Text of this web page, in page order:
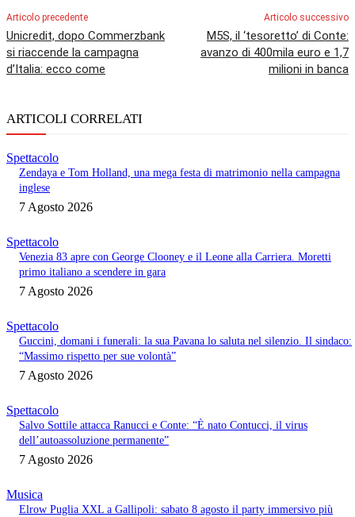
Articolo precedente
Unicredit, dopo Commerzbank
si riaccende la campagna
d’Italia: ecco come
Articolo successivo
M5S, il ‘tesoretto’ di Conte:
avanzo di 400mila euro e 1,7
milioni in banca
ARTICOLI CORRELATI
Spettacolo
Zendaya e Tom Holland, una mega festa di matrimonio nella campagna
inglese
7 Agosto 2026
Spettacolo
Venezia 83 apre con George Clooney e il Leone alla Carriera. Moretti
primo italiano a scendere in gara
7 Agosto 2026
Spettacolo
Guccini, domani i funerali: la sua Pavana lo saluta nel silenzio. Il sindaco:
“Massimo rispetto per sue volontà”
7 Agosto 2026
Spettacolo
Salvo Sottile attacca Ranucci e Conte: “È nato Contucci, il virus
dell’autoassoluzione permanente”
7 Agosto 2026
Musica
Elrow Puglia XXL a Gallipoli: sabato 8 agosto il party immersivo più